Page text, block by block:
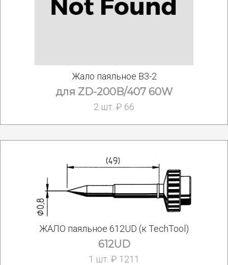
Жало паяльное B3-2
для ZD-200B/407 60W
2 шт. ₽ 66
ЖАЛО паяльное 612UD (к TechTool)
612UD
1 шт. ₽ 1211